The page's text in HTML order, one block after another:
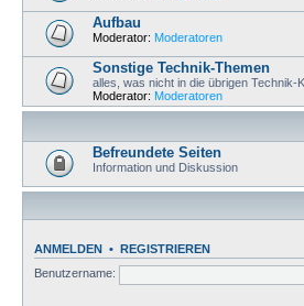
Aufbau
Moderator: Moderatoren
Sonstige Technik-Themen
alles, was nicht in die übrigen Technik-
Moderator: Moderatoren
Befreundete Seiten
Information und Diskussion
ANMELDEN • REGISTRIEREN
Benutzername: